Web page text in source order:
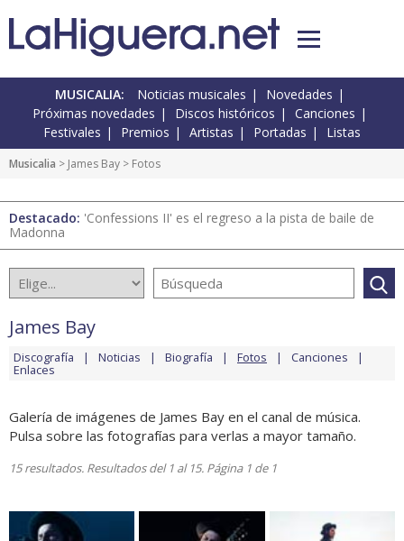
MUSICALIA: Noticias musicales
Novedades
Próximas novedades
Discos históricos
Canciones
Festivales
Premios Artistas Portadas Listas
Musicalia > James Bay > Fotos
Destacado: 'Confessions II' es el regreso a la pista de baile de
Madonna
James Bay
Discografía Noticias Biografía Fotos Canciones
Enlaces
Galería de imágenes de James Bay en el canal de música.
Pulsa sobre las fotografías para verlas a mayor tamaño.
15 resultados. Resultados del 1 al 15. Página 1 de 1